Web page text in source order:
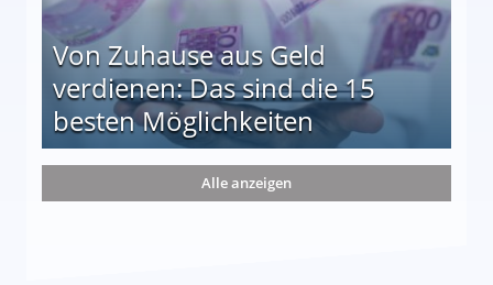
Von Zuhause aus Geld
verdienen: Das sind die 15
besten Möglichkeiten
die 15 besten Möglichkeiten
Alle anzeigen